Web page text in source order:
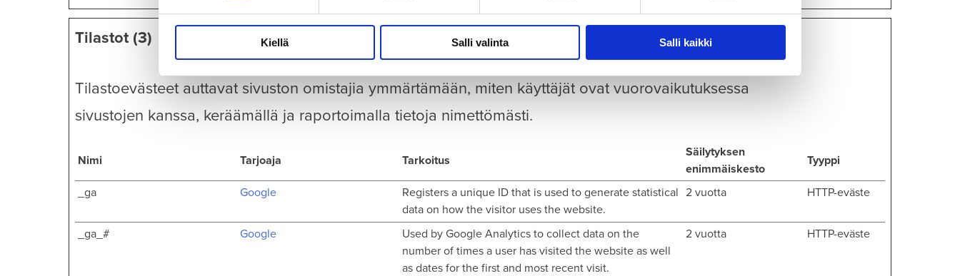
Kiellä Salli valinta Salli kaikki
Tilastot (3)
Tilastoevästeet auttavat sivuston omistajia ymmärtämään, miten käyttäjät ovat vuorovaikutuksessa
sivustojen kanssa, keräämällä ja raportoimalla tietoja nimettömästi.
Nimi Tarjoaja Tarkoitus
Säilytyksen
enimmäiskesto
Tyyppi
_ga Google
Registers a unique ID that is used to generate statistical
data on how the visitor uses the website.
2 vuotta HTTP-eväste
_ga_# Google
Used by Google Analytics to collect data on the
number of times a user has visited the website as well
as dates for the first and most recent visit.
2 vuotta HTTP-eväste